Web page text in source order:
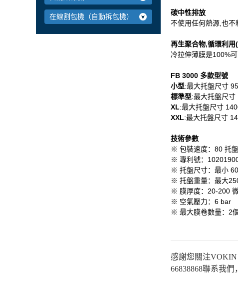
在線割包機（自動拆包機）
碳中性排放
不使用任何熱源,也
再生聚合物,循環利用
冷拉伸薄膜是100%
FB 3000 多款型號
小型:最大托盤尺寸
標準型:最大托盤尺
XL:最大托盤尺寸
XXL:最大托盤尺寸
技術參數
※ 包裝速度：80 托
※ 專利號：
※ 托盤尺寸：最小
※ 托盤重量：最大
※ 膜厚度：20-200
※ 空氣壓力：6 bar
※ 最大膜卷數量：2個
感謝您關注VOKIN
66838868聯系我